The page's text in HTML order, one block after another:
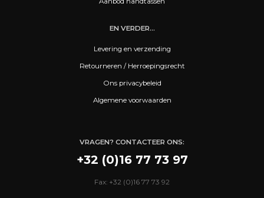
EN VERDER...
Levering en verzending
Retourneren / Herroepingsrecht
Ons privacybeleid
Algemene voorwaarden
VRAGEN? CONTACTEER ONS:
+32 (0)16 77 73 97
Fax: +32 (0)16 77 73 92